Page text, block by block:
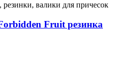
валики для причесок
Fruit резинка